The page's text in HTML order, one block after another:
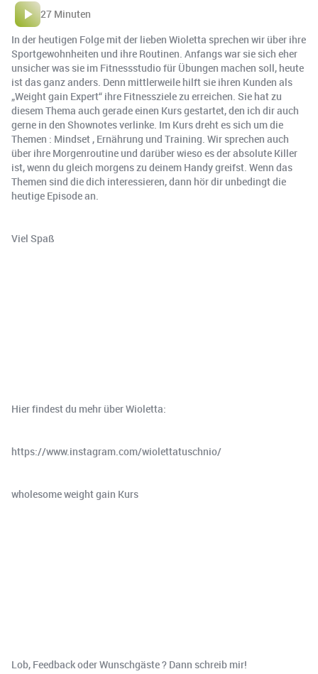
27 Minuten
In der heutigen Folge mit der lieben Wioletta sprechen wir über ihre
Sportgewohnheiten und ihre Routinen. Anfangs war sie sich eher
unsicher was sie im Fitnessstudio für Übungen machen soll, heute
ist das ganz anders. Denn mittlerweile hilft sie ihren Kunden als
„Weight gain Expert“ ihre Fitnessziele zu erreichen. Sie hat zu
diesem Thema auch gerade einen Kurs gestartet, den ich dir auch
gerne in den Shownotes verlinke. Im Kurs dreht es sich um die
Themen : Mindset , Ernährung und Training. Wir sprechen auch
über ihre Morgenroutine und darüber wieso es der absolute Killer
ist, wenn du gleich morgens zu deinem Handy greifst. Wenn das
Themen sind die dich interessieren, dann hör dir unbedingt die
heutige Episode an.
Viel Spaß
Hier findest du mehr über Wioletta:
https://www.instagram.com/wiolettatuschnio/
wholesome weight gain Kurs
Lob, Feedback oder Wunschgäste ? Dann schreib mir!